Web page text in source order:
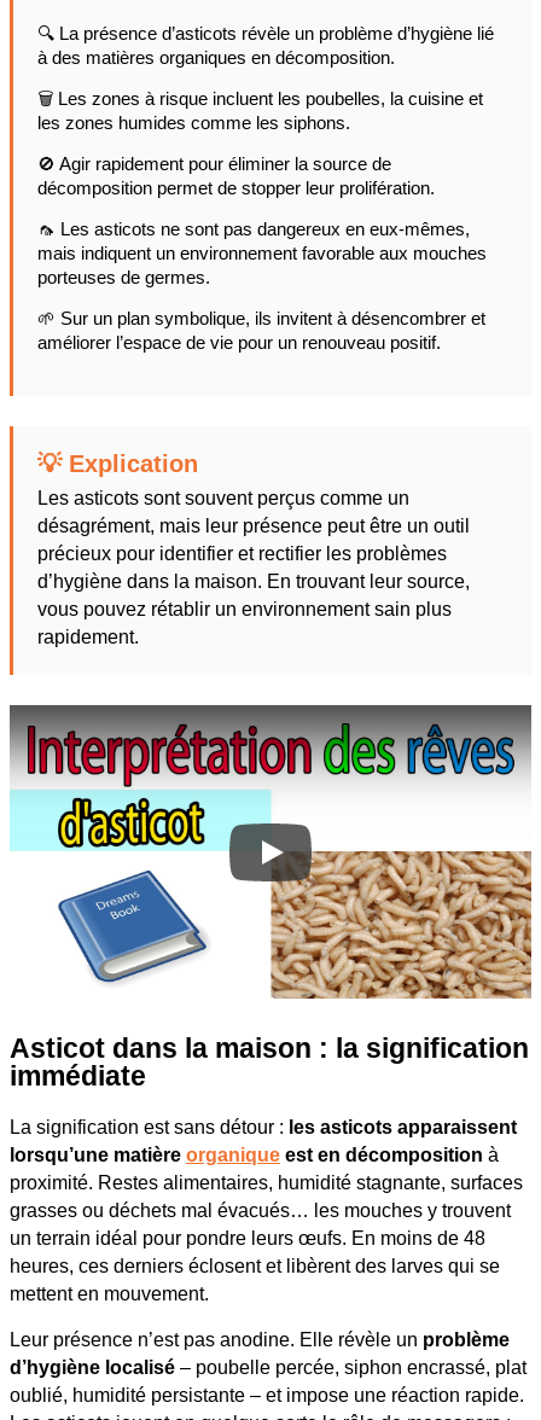
🔍 La présence d’asticots révèle un problème d’hygiène lié
à des matières organiques en décomposition.
🗑️ Les zones à risque incluent les poubelles, la cuisine et
les zones humides comme les siphons.
🚫 Agir rapidement pour éliminer la source de
décomposition permet de stopper leur prolifération.
🦟 Les asticots ne sont pas dangereux en eux-mêmes,
mais indiquent un environnement favorable aux mouches
porteuses de germes.
🌱 Sur un plan symbolique, ils invitent à désencombrer et
améliorer l’espace de vie pour un renouveau positif.
💡 Explication
Les asticots sont souvent perçus comme un
désagrément, mais leur présence peut être un outil
précieux pour identifier et rectifier les problèmes
d’hygiène dans la maison. En trouvant leur source,
vous pouvez rétablir un environnement sain plus
rapidement.
Asticot dans la maison : la signification
immédiate
La signification est sans détour : les asticots apparaissent
lorsqu’une matière organique est en décomposition à
proximité. Restes alimentaires, humidité stagnante, surfaces
grasses ou déchets mal évacués… les mouches y trouvent
un terrain idéal pour pondre leurs œufs. En moins de 48
heures, ces derniers éclosent et libèrent des larves qui se
mettent en mouvement.
Leur présence n’est pas anodine. Elle révèle un problème
d’hygiène localisé – poubelle percée, siphon encrassé, plat
oublié, humidité persistante – et impose une réaction rapide.